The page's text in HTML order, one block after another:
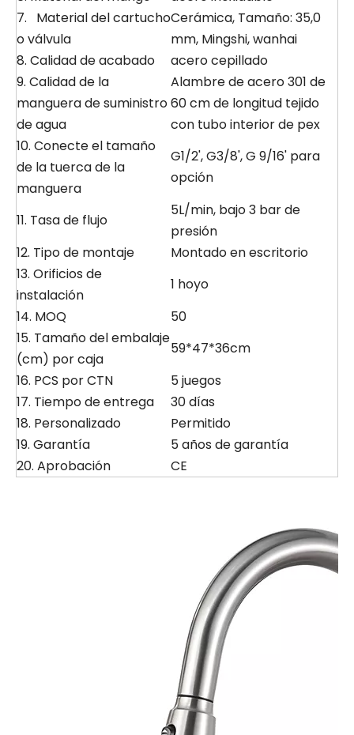
7. Material del cartucho
o válvula
Cerámica, Tamaño: 35,0
mm, Mingshi, wanhai
8. Calidad de acabado
acero cepillado
9. Calidad de la
manguera de suministro
de agua
Alambre de acero 301 de
60 cm de longitud tejido
con tubo interior de pex
10. Conecte el tamaño
de la tuerca de la
manguera
G1/2', G3/8', G 9/16' para
opción
11. Tasa de flujo
5L/min, bajo 3 bar de
presión
12. Tipo de montaje
Montado en escritorio
13. Orificios de
instalación
1 hoyo
14. MOQ
50
15. Tamaño del embalaje
(cm) por caja
59*47*36cm
16. PCS por CTN
5 juegos
17. Tiempo de entrega
30 días
18. Personalizado
Permitido
19. Garantía
5 años de garantía
20. Aprobación
CE